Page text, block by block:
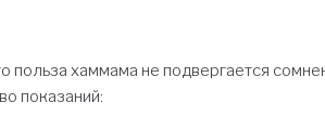
польза хаммама не подвергается
показаний: